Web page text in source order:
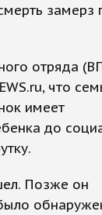
замерз
отряда
что
имеет
до
Позже он